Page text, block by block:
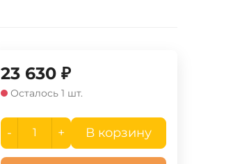
23 630 ₽
Осталось 1 шт.
- + В корзину